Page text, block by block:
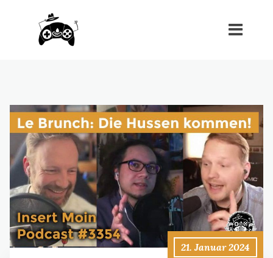
21. Januar 2024